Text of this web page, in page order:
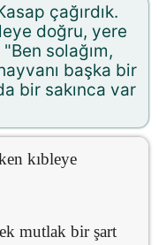
çağırdık.
doğru, yere
solağım,
başka bir
bir sakınca var
kıbleye
mutlak bir şart